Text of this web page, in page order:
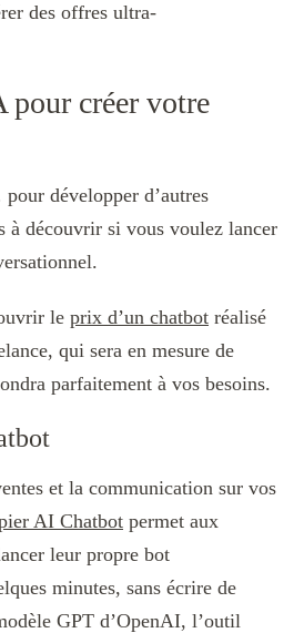
des offres ultra-
pour créer votre
développer d’autres
à découvrir si vous voulez lancer
le prix d’un chatbot réalisé
qui sera en mesure de
parfaitement à vos besoins.
et la communication sur vos
AI Chatbot permet aux
leur propre bot
minutes, sans écrire de
GPT d’OpenAI, l’outil